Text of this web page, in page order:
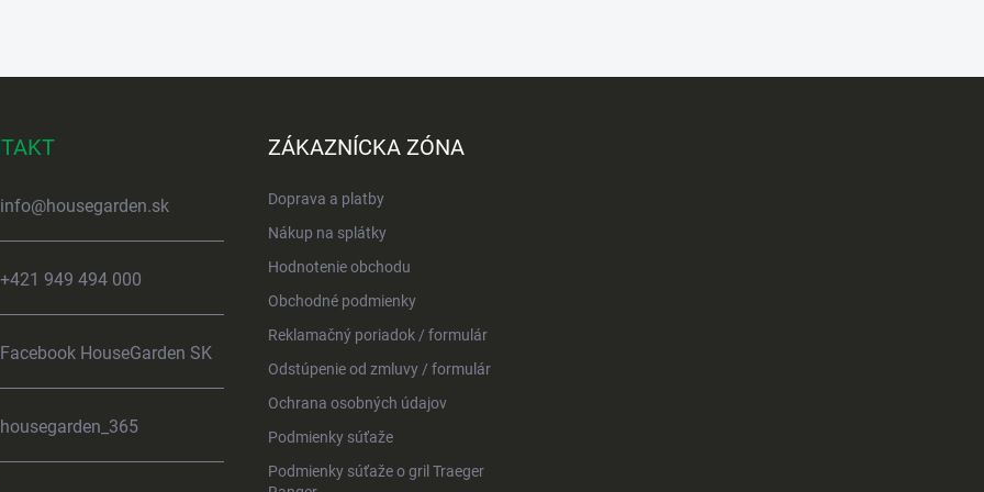
info@housegarden.sk
+421 949 494 000
Facebook HouseGarden SK
housegarden_365
ZÁKAZNÍCKA ZÓNA
Doprava a platby
Nákup na splátky
Hodnotenie obchodu
Obchodné podmienky
Reklamačný poriadok / formulár
Odstúpenie od zmluvy / formulár
Ochrana osobných údajov
Podmienky súťaže
Podmienky súťaže o gril Traeger